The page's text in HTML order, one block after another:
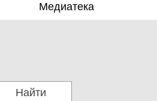
Медиатека
Найти